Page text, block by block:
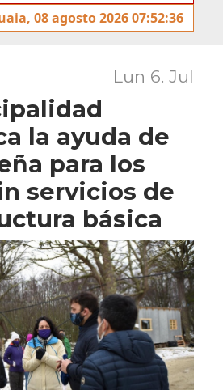
08 agosto 2026 07:52:36
Lun 6. Jul
la ayuda de
para los
servicios de
básica